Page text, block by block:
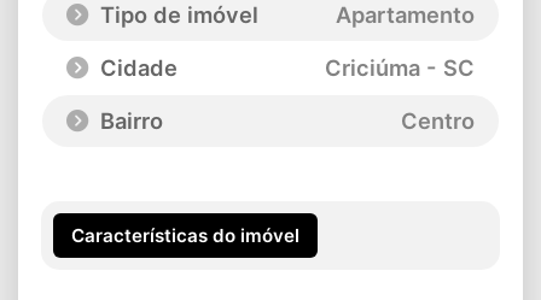
Tipo de imóvel
Apartamento
Cidade
Criciúma - SC
Bairro
Centro
Características do imóvel